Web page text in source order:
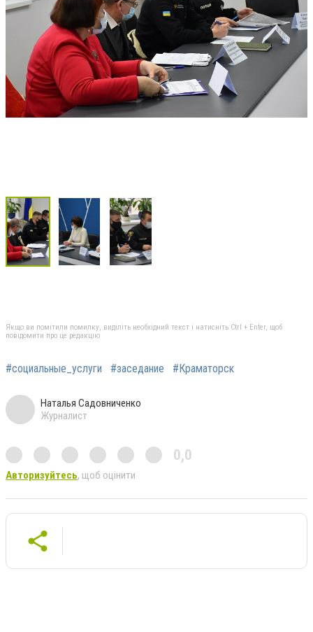
Якщо ви помітили помилку, виділіть необхідний текст і натисніть Ctrl + Enter, щоб
повідомити про це редакцію
#социальные_услуги #заседание #Краматорск
Наталья Садовниченко
Журналист
0,0
Авторизуйтесь, щоб оцінити